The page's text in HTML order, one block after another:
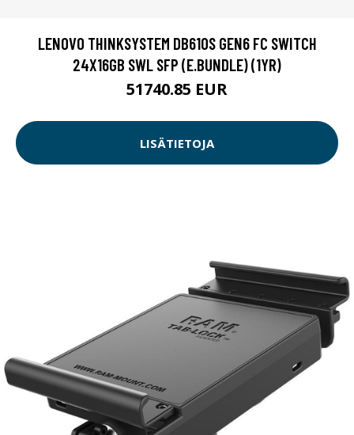
LENOVO THINKSYSTEM DB610S GEN6 FC SWITCH
24X16GB SWL SFP (E.BUNDLE) (1YR)
51740.85 EUR
LISÄTIETOJA